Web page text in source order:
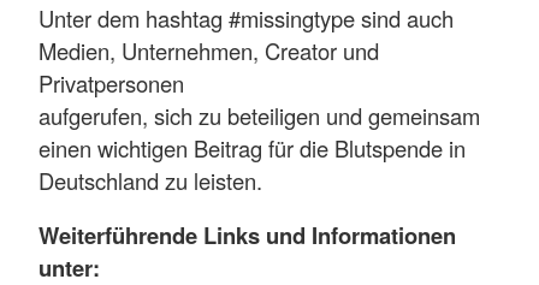
Unter dem hashtag #missingtype sind auch
Medien, Unternehmen, Creator und
Privatpersonen
aufgerufen, sich zu beteiligen und gemeinsam
einen wichtigen Beitrag für die Blutspende in
Deutschland zu leisten.
Weiterführende Links und Informationen
unter: